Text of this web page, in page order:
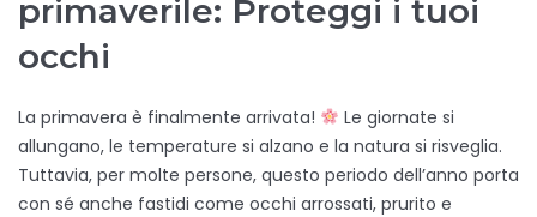
primaverile: Proteggi i tuoi
occhi
La primavera è finalmente arrivata!
Le giornate si
allungano, le temperature si alzano e la natura si risveglia.
Tuttavia, per molte persone, questo periodo dell’anno porta
con sé anche fastidi come occhi arrossati, prurito e